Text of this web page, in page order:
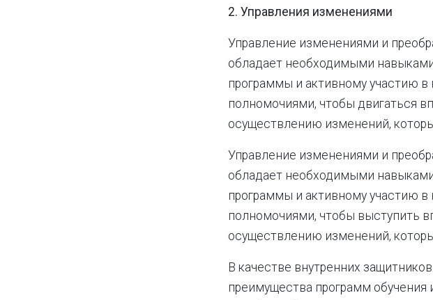
2. Управления изменениями
Управление изменениями и
обладает необходимыми
программы и активному участию
полномочиями, чтобы двигаться
осуществлению изменений,
Управление изменениями и
обладает необходимыми
программы и активному участию
полномочиями, чтобы выступить
осуществлению изменений,
В качестве внутренних
преимущества программ